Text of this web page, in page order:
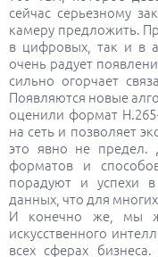
сейчас серьезному
камеру предложить.
в цифровых, так и в
очень радует
сильно огорчает
Появляются новые
оценили формат
на сеть и позволяет
это явно не
форматов и
порадуют и успехи в
данных, что для
И конечно же, мы
искусственного
всех сферах